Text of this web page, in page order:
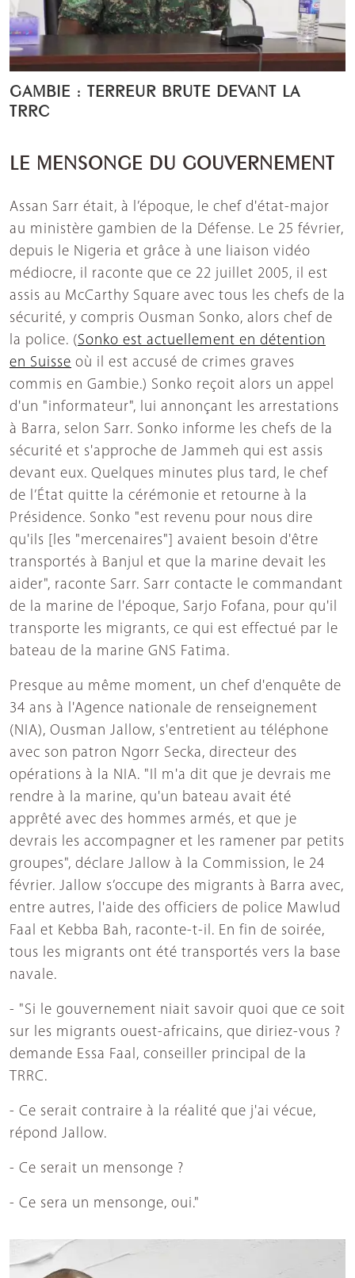
GAMBIE : TERREUR BRUTE DEVANT LA
TRRC
LE MENSONGE DU GOUVERNEMENT
Assan Sarr était, à l’époque, le chef d'état-major
au ministère gambien de la Défense. Le 25 février,
depuis le Nigeria et grâce à une liaison vidéo
médiocre, il raconte que ce 22 juillet 2005, il est
assis au McCarthy Square avec tous les chefs de la
sécurité, y compris Ousman Sonko, alors chef de
la police. (Sonko est actuellement en détention
en Suisse où il est accusé de crimes graves
commis en Gambie.) Sonko reçoit alors un appel
d'un "informateur", lui annonçant les arrestations
à Barra, selon Sarr. Sonko informe les chefs de la
sécurité et s'approche de Jammeh qui est assis
devant eux. Quelques minutes plus tard, le chef
de l’État quitte la cérémonie et retourne à la
Présidence. Sonko "est revenu pour nous dire
qu'ils [les "mercenaires"] avaient besoin d'être
transportés à Banjul et que la marine devait les
aider", raconte Sarr. Sarr contacte le commandant
de la marine de l'époque, Sarjo Fofana, pour qu'il
transporte les migrants, ce qui est effectué par le
bateau de la marine GNS Fatima.
Presque au même moment, un chef d'enquête de
34 ans à l'Agence nationale de renseignement
(NIA), Ousman Jallow, s'entretient au téléphone
avec son patron Ngorr Secka, directeur des
opérations à la NIA. "Il m'a dit que je devrais me
rendre à la marine, qu'un bateau avait été
apprêté avec des hommes armés, et que je
devrais les accompagner et les ramener par petits
groupes", déclare Jallow à la Commission, le 24
février. Jallow s’occupe des migrants à Barra avec,
entre autres, l'aide des officiers de police Mawlud
Faal et Kebba Bah, raconte-t-il. En fin de soirée,
tous les migrants ont été transportés vers la base
navale.
- "Si le gouvernement niait savoir quoi que ce soit
sur les migrants ouest-africains, que diriez-vous ?
demande Essa Faal, conseiller principal de la
TRRC.
- Ce serait contraire à la réalité que j'ai vécue,
répond Jallow.
- Ce serait un mensonge ?
- Ce sera un mensonge, oui."